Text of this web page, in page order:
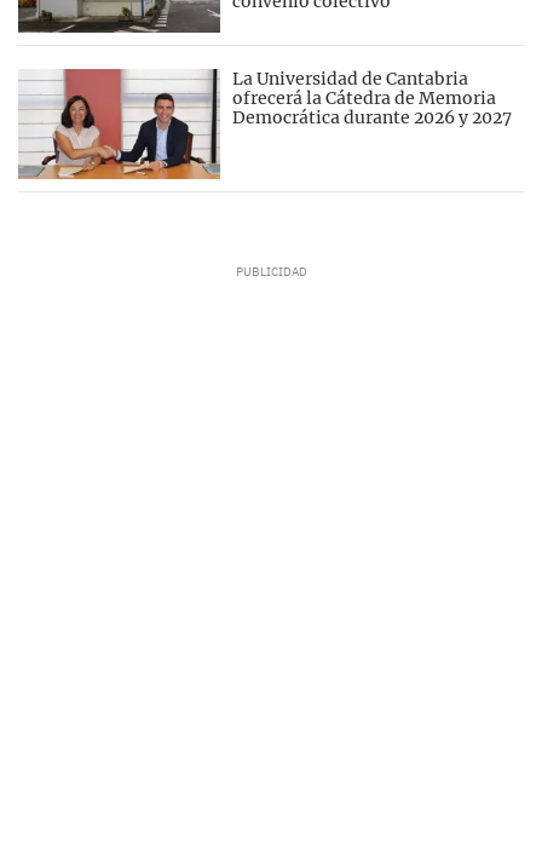
La Universidad de Cantabria
ofrecerá la Cátedra de Memoria
Democrática durante 2026 y 2027